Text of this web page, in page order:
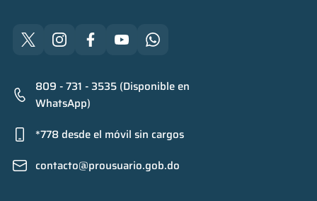
809 - 731 - 3535 (Disponible en
WhatsApp)
*778 desde el móvil sin cargos
contacto@prousuario.gob.do